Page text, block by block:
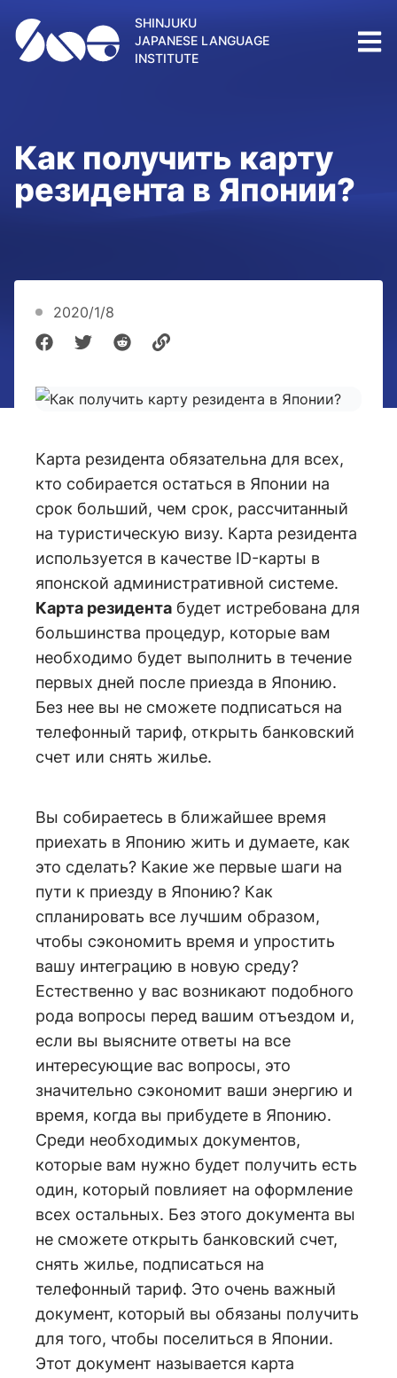
SHINJUKU
JAPANESE LANGUAGE
INSTITUTE
Как получить карту
резидента в Японии?
2020/1/8
Карта резидента обязательна для всех,
кто собирается остаться в Японии на
срок больший, чем срок, рассчитанный
на туристическую визу. Карта резидента
используется в качестве ID-карты в
японской административной системе.
Карта резидента будет истребована для
большинства процедур, которые вам
необходимо будет выполнить в течение
первых дней после приезда в Японию.
Без нее вы не сможете подписаться на
телефонный тариф, открыть банковский
счет или снять жилье.
Вы собираетесь в ближайшее время
приехать в Японию жить и думаете, как
это сделать? Какие же первые шаги на
пути к приезду в Японию? Как
спланировать все лучшим образом,
чтобы сэкономить время и упростить
вашу интеграцию в новую среду?
Естественно у вас возникают подобного
рода вопросы перед вашим отъездом и,
если вы выясните ответы на все
интересующие вас вопросы, это
значительно сэкономит ваши энергию и
время, когда вы прибудете в Японию.
Среди необходимых документов,
которые вам нужно будет получить есть
один, который повлияет на оформление
всех остальных. Без этого документа вы
не сможете открыть банковский счет,
снять жилье, подписаться на
телефонный тариф. Это очень важный
документ, который вы обязаны получить
для того, чтобы поселиться в Японии.
Этот документ называется карта